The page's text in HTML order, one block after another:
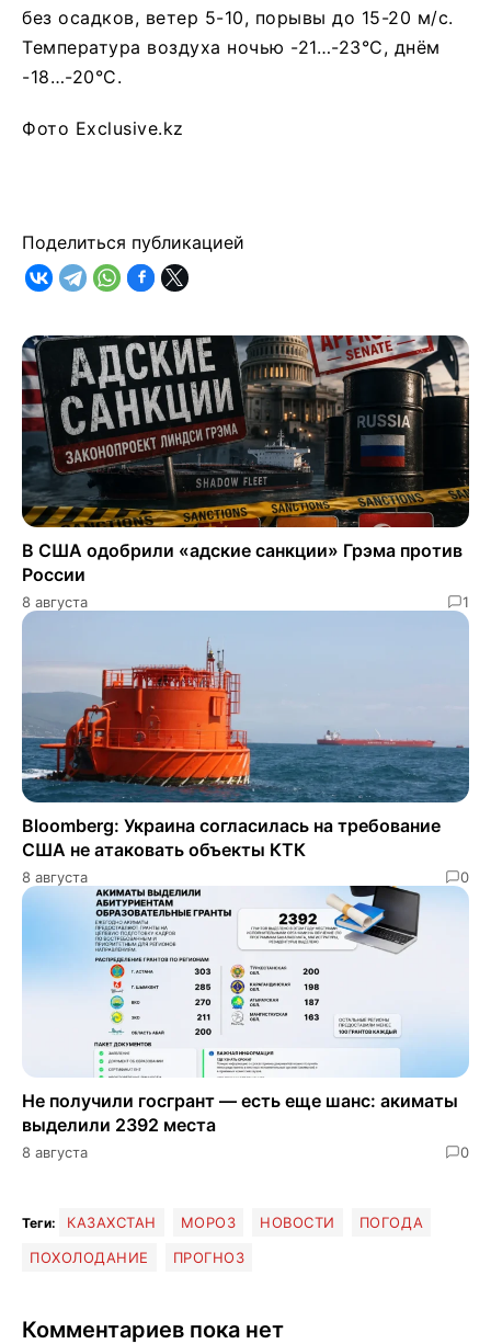
без осадков, ветер 5-10, порывы до 15-20 м/с.
Температура воздуха ночью -21…-23°C, днём
-18…-20°C.
Фото Exclusive.kz
Поделиться публикацией
В США одобрили «адские санкции» Грэма против
России
8 августа 1
Bloomberg: Украина согласилась на требование
США не атаковать объекты КТК
8 августа 0
Не получили госгрант — есть еще шанс: акиматы
выделили 2392 места
8 августа 0
Теги: КАЗАХСТАН МОРОЗ НОВОСТИ
ПОГОДА
ПОХОЛОДАНИЕ
ПРОГНОЗ
Комментариев пока нет